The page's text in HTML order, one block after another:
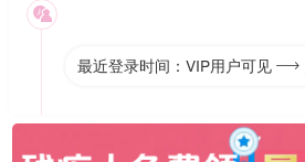

最近登录时间：VIP用户可见 